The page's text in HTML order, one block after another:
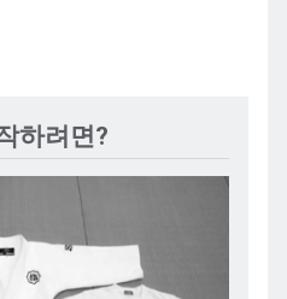
하려면?